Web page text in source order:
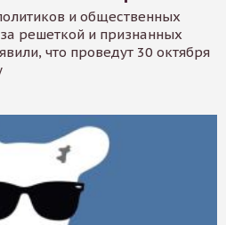
и общественных
решеткой и признанных
что проведут 30 октября